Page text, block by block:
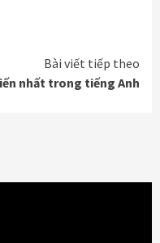
Bài viết tiếp theo
nhất trong tiếng Anh